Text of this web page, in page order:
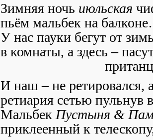
Зимняя ночь июльская
пьём мальбек на
У нас пауки бегут от
в комнаты, а здесь –
И наш – не ретировался,
ретиария сетью пульнув
Мальбек Пустыня &
приклеенный к